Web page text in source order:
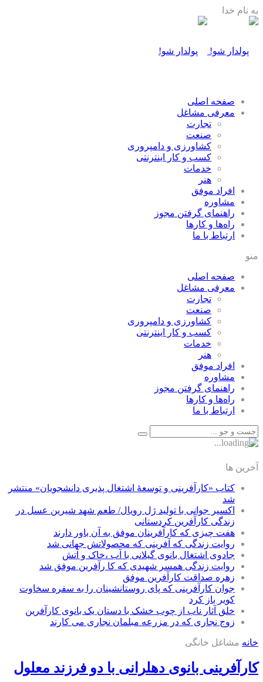
به نام خدا
صفحه اصلی
معرفی مشاغل
تجارت
صنعت
كشاورزی و دامپروری
كسب و كار اينترنتی
خدمات
هنر
افراد موفق
مشاوره
راهنمای گرفتن مجوز
راه‌ها و كارها
ارتباط با ما
منو
صفحه اصلی
معرفی مشاغل
تجارت
صنعت
كشاورزی و دامپروری
كسب و كار اينترنتی
خدمات
هنر
افراد موفق
مشاوره
راهنمای گرفتن مجوز
راه‌ها و كارها
ارتباط با ما
آخرین ها
کتاب «کارآفرینی و توسعۀ اشتغال پذیری دانشجویان» منتشر
شد
اکسیر جوانی با تولید ژل رویال/ طعم شهد شیرین عسل‌ در
زندگی کارآفرین کردستانی
هفت چیزی که کارآفرینان موفق به آن باور دارند
روایت زندگی که آفرینی که محصولاتش جهانی شد
جادوی اشتغال بانوی گیلانی با آب ،خاک و آتش
روایت زندگی همسر شهیدی که کا رآفرین موفق شد
زهره صداقت کارآفرین موفق
جوان کارآفرینی که پای روستانشینان را به سفره سخاوت
کویر باز کرد
خلق آثار ناب از چوب خشک با دستان یک بانوی کارآفرین
زوج نجاری که در مزرعه مبلمان نجاری می کارند
خانه مشاغل خانگی
کارآفرینی بانوی دهلرانی با دو فرزند معلول